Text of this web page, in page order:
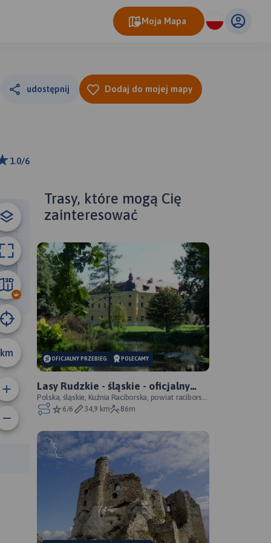
Moja Mapa
udostępnij Dodaj do mojej mapy
1.0/6
km
km
Trasy, które mogą Cię
zainteresować
OFICJALNY PRZEBIEG POLECAMY
Lasy Rudzkie - śląskie - oficjalny
przebieg
Polska, śląskie, Kuźnia Raciborska, powiat raciborski,
Park Krajobrazowy Cysterskie Kompozycje Krajo
6/6 34,9 km 86m